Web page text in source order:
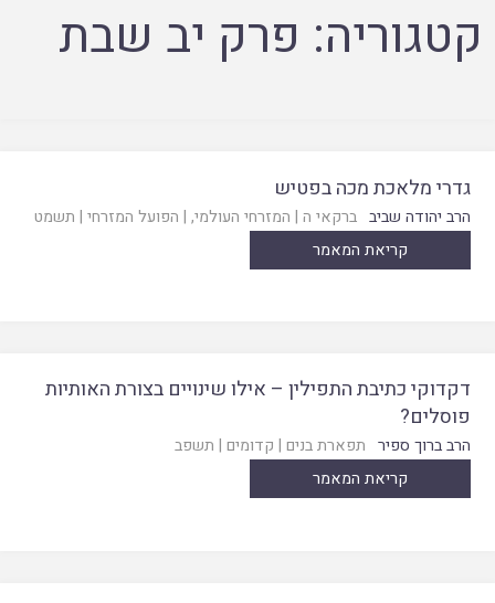
קטגוריה: פרק יב שבת
גדרי מלאכת מכה בפטיש
הרב יהודה שביב ברקאי ה | המזרחי העולמי, | הפועל המזרחי | תשמט
קריאת המאמר
דקדוקי כתיבת התפילין – אילו שינויים בצורת האותיות
פוסלים?
הרב ברוך ספיר תפארת בנים | קדומים | תשפב
קריאת המאמר